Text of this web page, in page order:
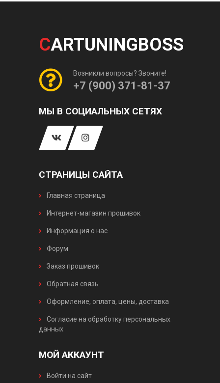
CARTUNINGBOSS
Возникли вопросы? Звоните!
+7 (900) 371-81-37
МЫ В СОЦИАЛЬНЫХ СЕТЯХ
СТРАНИЦЫ САЙТА
Главная страница
Интернет-магазин прошивок
Информация о нас
Форум
Заказ прошивок
Обратная связь
Оформление, оплата, цены, доставка
Согласие на обработку персональных
данных
МОЙ АККАУНТ
Войти на сайт